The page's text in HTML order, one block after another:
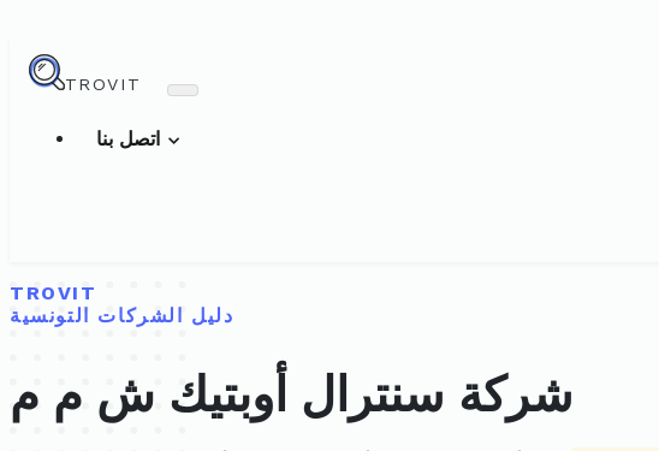
TROVIT
TROVIT
دليل الشركات التونسية
شركة سنترال أوبتيك ش م م